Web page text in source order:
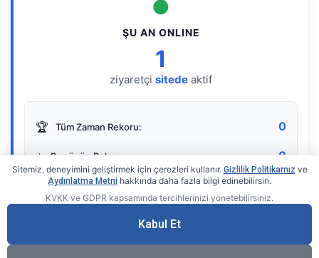
●
ŞU AN ONLINE
1
ziyaretçi sitede aktif
🏆 Tüm Zaman Rekoru: 0
⭐ Bugünün Rekoru: 0
Gerçek zamanlı sayaç
Sitemiz, deneyimini geliştirmek için çerezleri kullanır. Gizlilik Politikamız ve
Aydınlatma Metni hakkında daha fazla bilgi edinebilirsin.
KVKK ve GDPR kapsamında tercihlerinizi yönetebilirsiniz.
Kabul Et